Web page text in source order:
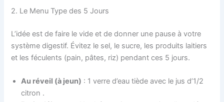
2. Le Menu Type des 5 Jours
L’idée est de faire le vide et de donner une pause à votre
système digestif. Évitez le sel, le sucre, les produits laitiers
et les féculents (pain, pâtes, riz) pendant ces 5 jours.
Au réveil (à jeun) : 1 verre d’eau tiède avec le jus d’1/2
citron .